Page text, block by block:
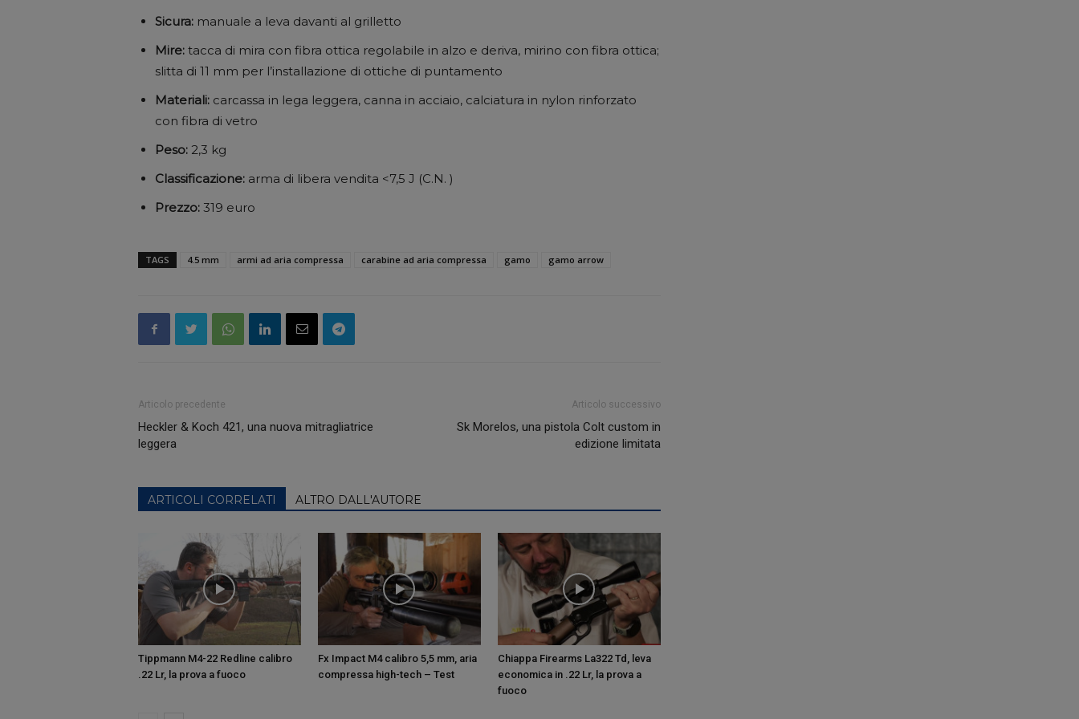
Sicura: manuale a leva davanti al grilletto
Mire: tacca di mira con fibra ottica regolabile in alzo e deriva, mirino con fibra ottica;
slitta di 11 mm per l’installazione di ottiche di puntamento
Materiali: carcassa in lega leggera, canna in acciaio, calciatura in nylon rinforzato
con fibra di vetro
Peso: 2,3 kg
Classificazione: arma di libera vendita <7,5 J (C.N. )
Prezzo: 319 euro
TAGS 4.5 mm armi ad aria compressa carabine ad aria compressa gamo gamo arrow
Articolo precedente
Heckler & Koch 421, una nuova mitragliatrice
leggera
Articolo successivo
Sk Morelos, una pistola Colt custom in
edizione limitata
ARTICOLI CORRELATI ALTRO DALL'AUTORE
Tippmann M4-22 Redline calibro
.22 Lr, la prova a fuoco
Fx Impact M4 calibro 5,5 mm, aria
compressa high-tech – Test
Chiappa Firearms La322 Td, leva
economica in .22 Lr, la prova a
fuoco